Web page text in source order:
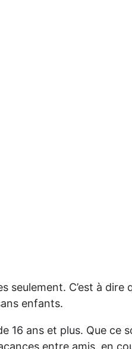
C’est à
enfants.
ans et plus. Que ce
entre amis, en